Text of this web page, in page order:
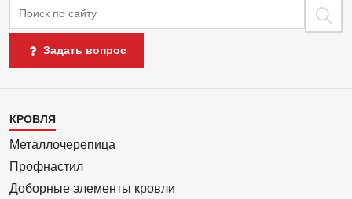
Поиск
Задать вопрос
Каталог
1
КРОВЛЯ
Металлочерепица
Профнастил
Доборные элементы кровли